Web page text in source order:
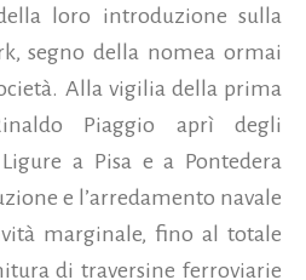
loro introduzione sulla
segno della nomea ormai
Alla vigilia della prima
Piaggio aprì degli
a Pisa e a Pontedera
e l’arredamento navale
marginale, fino al totale
di traversine ferroviarie